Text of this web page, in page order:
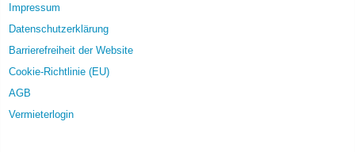
Impressum
Datenschutzerklärung
Barrierefreiheit der Website
Cookie-Richtlinie (EU)
AGB
Vermieterlogin